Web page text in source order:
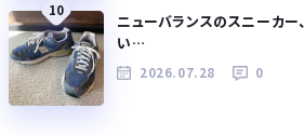
10
ニューバランスのスニーカー
い…
2026.07.28 0